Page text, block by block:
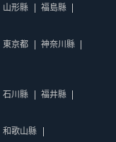
山形縣 福島縣
東京都
神奈川縣
石川縣 福井縣
和歌山縣